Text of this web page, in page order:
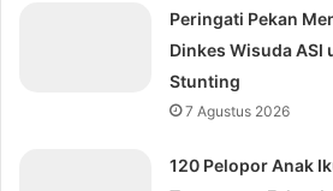
Peringati Pekan
Dinkes Wisuda ASI
Stunting
7 Agustus 2026
120 Pelopor Anak